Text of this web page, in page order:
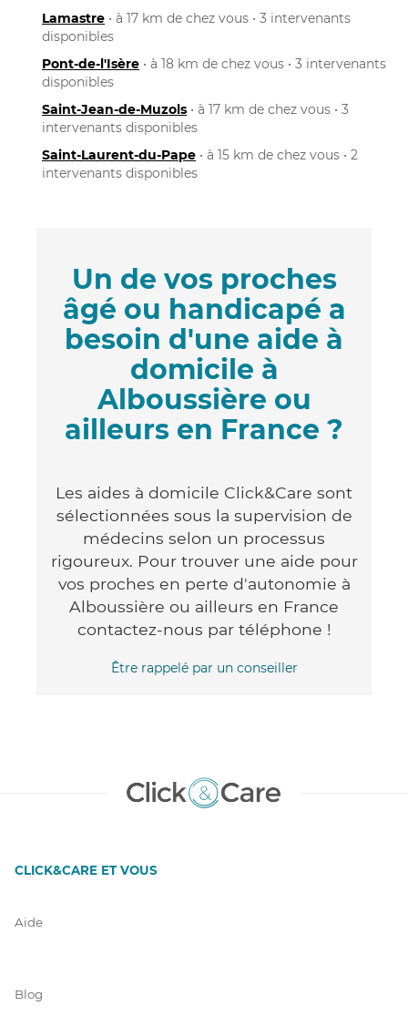
Lamastre • à 17 km de chez vous • 3 intervenants
disponibles
Pont-de-l'Isère • à 18 km de chez vous • 3 intervenants
disponibles
Saint-Jean-de-Muzols • à 17 km de chez vous • 3
intervenants disponibles
Saint-Laurent-du-Pape • à 15 km de chez vous • 2
intervenants disponibles
Un de vos proches
âgé ou handicapé a
besoin d'une aide à
domicile à
Alboussière ou
ailleurs en France ?
Les aides à domicile Click&Care sont
sélectionnées sous la supervision de
médecins selon un processus
rigoureux. Pour trouver une aide pour
vos proches en perte d'autonomie à
Alboussière ou ailleurs en France
contactez-nous par téléphone !
Être rappelé par un conseiller
CLICK&CARE ET VOUS
Aide
Blog